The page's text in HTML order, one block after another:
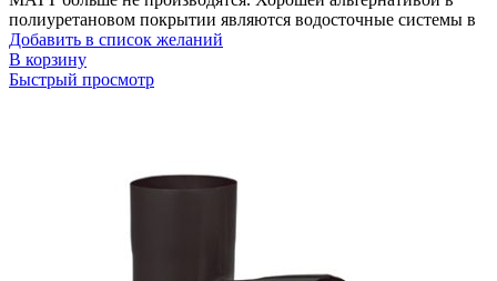
полиуретановом покрытии являются водосточные системы в
Добавить в список желаний
В корзину
Быстрый просмотр